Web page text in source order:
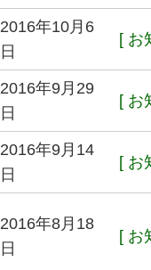
2016年10月6
日
[ お
2016年9月29
日
[ お
2016年9月14
日
[ お
2016年8月18
日
[ お